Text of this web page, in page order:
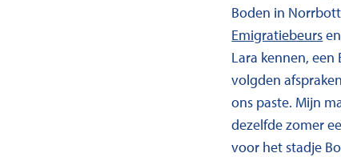
Boden in
Emigratiebeurs
Lara kennen, een
volgden
ons paste. Mijn
dezelfde zomer
voor het stadje